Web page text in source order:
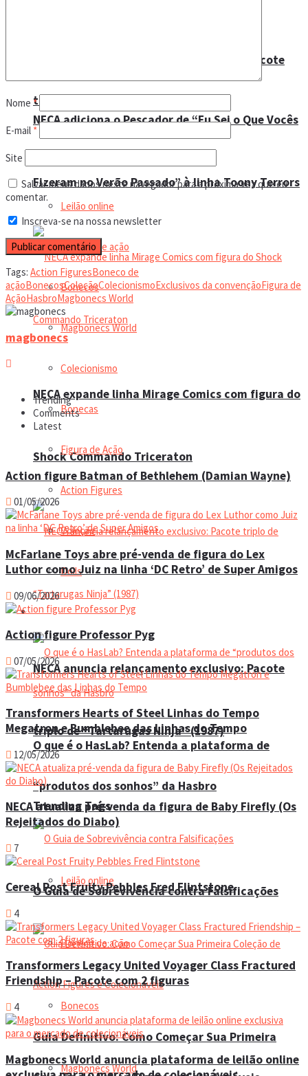
NECA adiciona o Pescador de “Eu Sei o Que Vocês
Fizeram no Verão Passado” à linha Toony Terrors
NECA expande linha Mirage Comics com figura do
Shock Commando Triceraton
NECA anuncia relançamento exclusivo: Pacote
triplo de “Tartarugas Ninja” (1987)
Trending Tags
Leilão online
Boneco de ação
Bonecos
Magbonecs World
NECA anuncia relançamento exclusivo: Pacote
triplo de “Tartarugas Ninja” (1987)
Trending Tags
Leilão online
Boneco de ação
Bonecos
Magbonecs World
Colecionismo
Bonecas
Figura de Ação
Action Figures
Coleção
Dolls
Manual do colecionador
O que é o HasLab? Entenda a plataforma de
“produtos dos sonhos” da Hasbro
O Guia de Sobrevivência contra Falsificações
Guia Definitivo: Como Começar Sua Primeira
Nome *
E-mail *
Site
Salvar meus dados neste navegador para a próxima vez que eu
comentar.
Inscreva-se na nossa newsletter
Tags: Action FiguresBoneco de
açãoBonecosColeçãoColecionismoExclusivos da convençãoFigura de
AçãoHasbroMagbonecs World
magbonecs
Trending
Comments
Latest
Action figure Batman of Bethlehem (Damian Wayne)
01/05/2026
McFarlane Toys abre pré-venda de figura do Lex
Luthor como Juiz na linha ‘DC Retro’ de Super Amigos
09/06/2026
Action figure Professor Pyg
07/05/2026
Transformers Hearts of Steel Linhas do Tempo
Megatron e Bumblebee das Linhas do Tempo
12/05/2026
NECA atualiza pré-venda da figura de Baby Firefly (Os
Rejeitados do Diabo)
7
Cereal Post Fruity Pebbles Fred Flintstone
4
Transformers Legacy United Voyager Class Fractured
Friendship – Pacote com 2 figuras
4
Magbonecs World anuncia plataforma de leilão online